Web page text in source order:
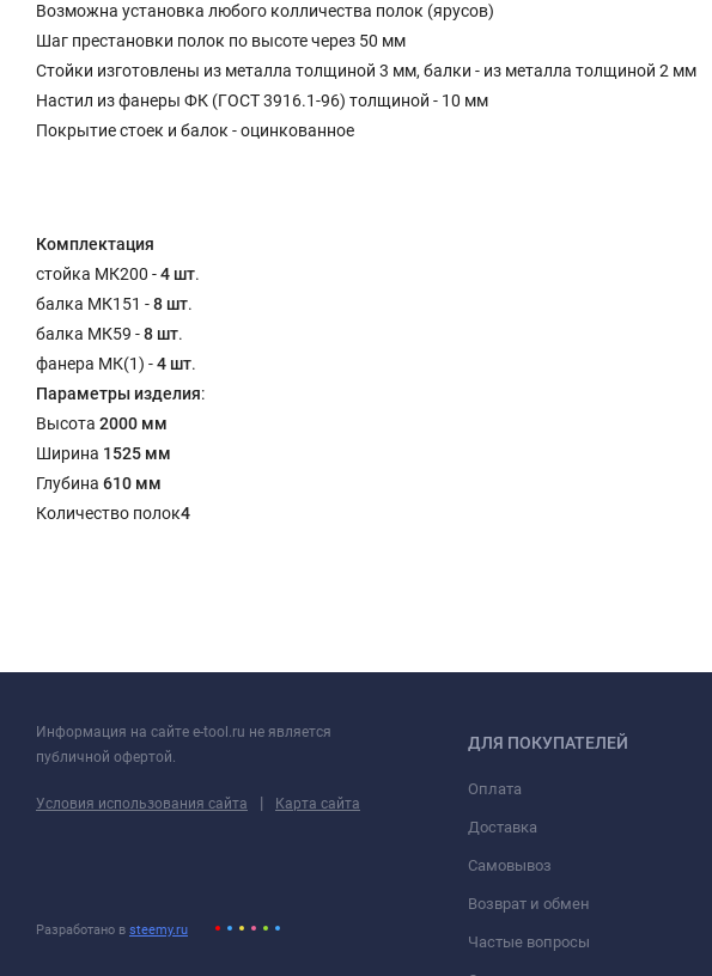
Возможна установка любого колличества полок (ярусов)
Шаг престановки полок по высоте через 50 мм
Стойки изготовлены из металла толщиной 3 мм, балки - из металла толщиной 2 мм
Настил из фанеры ФК (ГОСТ 3916.1-96) толщиной - 10 мм
Покрытие стоек и балок - оцинкованное
Комплектация
стойка МК200 -4 шт.
балка МК151 -8 шт.
балка МК59 -8 шт.
фанера МК(1) -4 шт.
Параметры изделия:
Высота 2000 мм
Ширина 1525 мм
Глубина 610 мм
Количество полок4
Информация на сайте e-tool.ru не является
публичной офертой.
Условия использования сайта | Карта сайта
Разработано в steemy.ru
ДЛЯ ПОКУПАТЕЛЕЙ
Оплата
Доставка
Самовывоз
Возврат и обмен
Частые вопросы